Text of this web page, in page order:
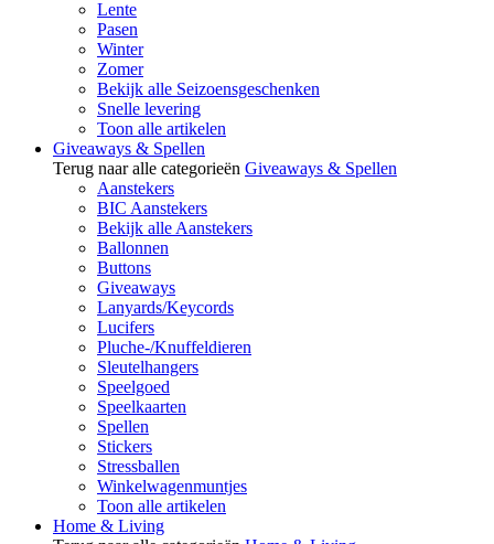
Lente
Pasen
Winter
Zomer
Bekijk alle Seizoensgeschenken
Snelle levering
Toon alle artikelen
Giveaways & Spellen
Terug naar alle categorieën Giveaways & Spellen
Aanstekers
BIC Aanstekers
Bekijk alle Aanstekers
Ballonnen
Buttons
Giveaways
Lanyards/Keycords
Lucifers
Pluche-/Knuffeldieren
Sleutelhangers
Speelgoed
Speelkaarten
Spellen
Stickers
Stressballen
Winkelwagenmuntjes
Toon alle artikelen
Home & Living